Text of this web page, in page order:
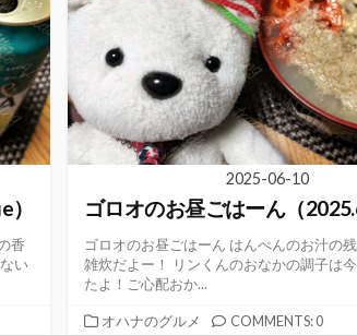
香
い
2025-06-10
ゴロオのお昼ごはーん（
ゴロオのお昼ごはーん はんぺんのお汁の
雑炊だよー！ リンくんのおなかの調子は
たよ！ご心配おか...
カオハナのグルメ COMMENTS: 0